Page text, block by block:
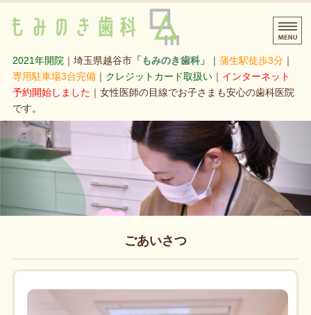
越谷市蒲生寿町 もみの
2021年開院 ｜埼玉県越谷市「もみのき歯科」 ｜ 蒲生駅徒歩3分｜
専用駐車場3台完備｜ クレジットカード取扱い｜ インターネット
予約開始しました ｜女性医師の目線でお子さまも安心の歯科医院
です。
HOME
診療科目
ごあいさつ
ごあいさつ